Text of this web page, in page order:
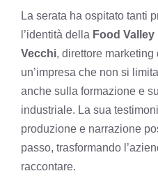
La serata ha ospitato tanti
l’identità della Food
Vecchi, direttore marketing
un’impresa che non si
anche sulla formazione e
industriale. La sua
produzione e narrazione
passo, trasformando
raccontare.